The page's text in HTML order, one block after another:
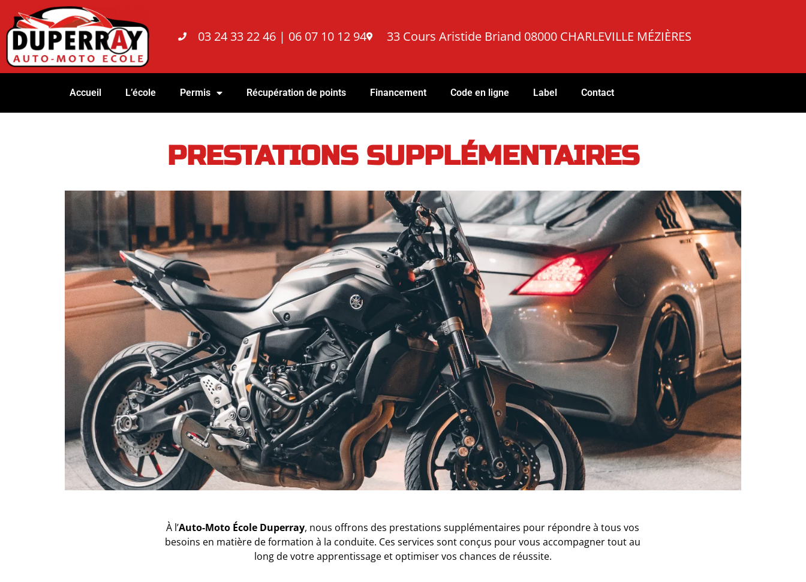
03 24 33 22 46 | 06 07 10 12 94 33 Cours Aristide Briand 08000 CHARLEVILLE MÉZIÈRES
Accueil L’école Permis Récupération de points Financement Code en ligne Label Contact
PRESTATIONS SUPPLÉMENTAIRES
À l’Auto-Moto École Duperray, nous offrons des prestations supplémentaires pour répondre à tous vos
besoins en matière de formation à la conduite. Ces services sont conçus pour vous accompagner tout au
long de votre apprentissage et optimiser vos chances de réussite.